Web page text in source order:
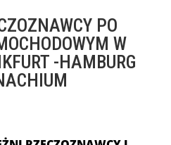
PO
W
-HAMBURG